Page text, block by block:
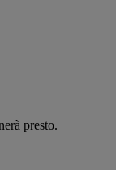
presto.